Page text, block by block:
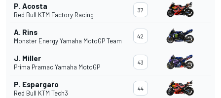
P. Acosta
Red Bull KTM Factory Racing
37
A. Rins
Monster Energy Yamaha MotoGP Team
42
J. Miller
Prima Pramac Yamaha MotoGP
43
P. Espargaro
Red Bull KTM Tech3
44